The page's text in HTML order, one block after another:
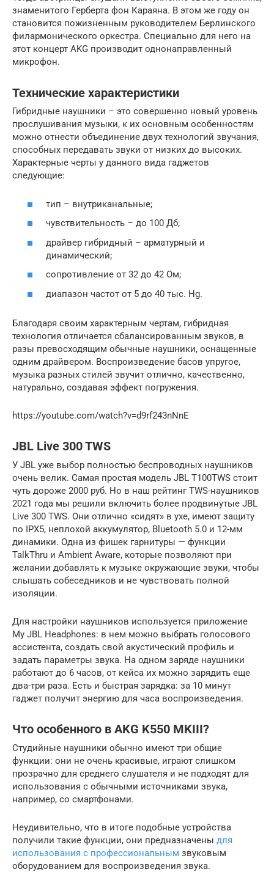
знаменитого Герберта фон Караяна. В этом же году он
становится пожизненным руководителем Берлинского
филармонического оркестра. Специально для него на
этот концерт AKG производит однонаправленный
микрофон.
Технические характеристики
Гибридные наушники – это совершенно новый уровень
прослушивания музыки, к их основным особенностям
можно отнести объединение двух технологий звучания,
способных передавать звуки от низких до высоких.
Характерные черты у данного вида гаджетов
следующие:
тип – внутриканальные;
чувствительность – до 100 Дб;
драйвер гибридный – арматурный и
динамический;
сопротивление от 32 до 42 Ом;
диапазон частот от 5 до 40 тыс. Hg.
Благодаря своим характерным чертам, гибридная
технология отличается сбалансированным звуков, в
разы превосходящим обычные наушники, оснащенные
одним драйвером. Воспроизведение басов упругое,
музыка разных стилей звучит отлично, качественно,
натурально, создавая эффект погружения.
https://youtube.com/watch?v=d9rf243nNnE
JBL Live 300 TWS
У JBL уже выбор полностью беспроводных наушников
очень велик. Самая простая модель JBL T100TWS стоит
чуть дороже 2000 руб. Но в наш рейтинг TWS-наушников
2021 года мы решили включить более продвинутые JBL
Live 300 TWS. Они отлично «сидят» в ухе, имеют защиту
по IPX5, неплохой аккумулятор, Bluetooth 5.0 и 12-мм
динамики. Одна из фишек гарнитуры — функции
TalkThru и Ambient Aware, которые позволяют при
желании добавлять к музыке окружающие звуки, чтобы
слышать собеседников и не чувствовать полной
изоляции.
Для настройки наушников используется приложение
My JBL Headphones: в нем можно выбрать голосового
ассистента, создать свой акустический профиль и
задать параметры звука. На одном заряде наушники
работают до 6 часов, от кейса их можно зарядить еще
два-три раза. Есть и быстрая зарядка: за 10 минут
гаджет получит энергию для часа воспроизведения.
Что особенного в AKG K550 MKIII?
Студийные наушники обычно имеют три общие
функции: они не очень красивые, играют слишком
прозрачно для среднего слушателя и не подходят для
использования с обычными источниками звука,
например, со смартфонами.
Неудивительно, что в итоге подобные устройства
получили такие функции, они предназначены для
использования с профессиональным звуковым
оборудованием для воспроизведения звука.